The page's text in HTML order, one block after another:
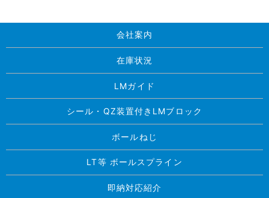
会社案内
在庫状況
LMガイド
シール・QZ装置付きLMブロック
ボールねじ
LT等 ボールスプライン
即納対応紹介